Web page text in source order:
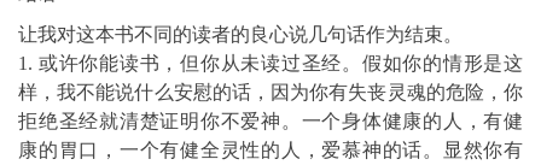
让我对这本书不同的读者的良心说几句话作为结束。
1. 或许你能读书，但你从未读过圣经。假如你的情形是这
样，我不能说什么安慰的话，因为你有失丧灵魂的危险，你
拒绝圣经就清楚证明你不爱神。一个身体健康的人，有健
康的胃口，一个有健全灵性的人，爱慕神的话。显然你有